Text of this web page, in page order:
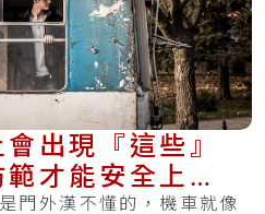
出現『這些』
才能安全上
門外漢不懂的，機車就像